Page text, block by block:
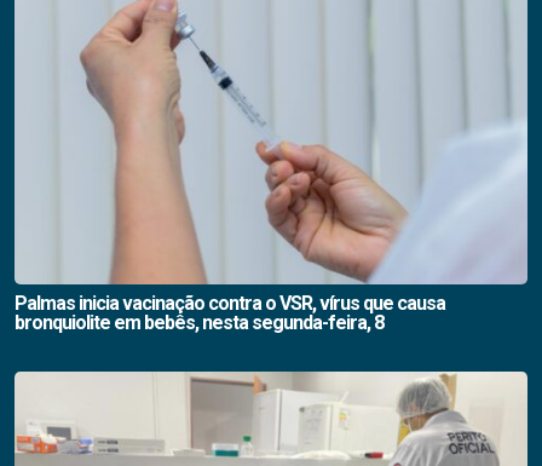
Palmas inicia vacinação contra o VSR, vírus que causa
bronquiolite em bebês, nesta segunda-feira, 8